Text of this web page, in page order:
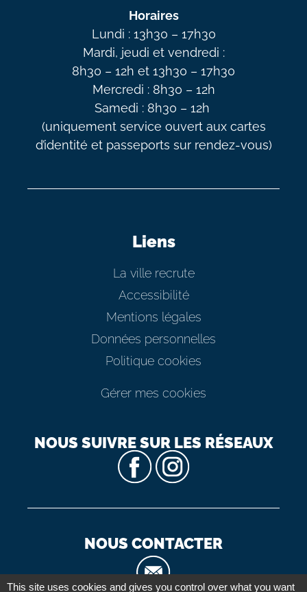
Horaires
Lundi : 13h30 – 17h30
Mardi, jeudi et vendredi :
8h30 – 12h et 13h30 – 17h30
Mercredi : 8h30 – 12h
Samedi : 8h30 – 12h
(uniquement service ouvert aux cartes
d’identité et passeports sur rendez-vous)
Liens
La ville recrute
Accessibilité
Mentions légales
Données personnelles
Politique cookies
Gérer mes cookies
NOUS SUIVRE SUR LES RÉSEAUX
NOUS CONTACTER
This site uses cookies and gives you control over what you want